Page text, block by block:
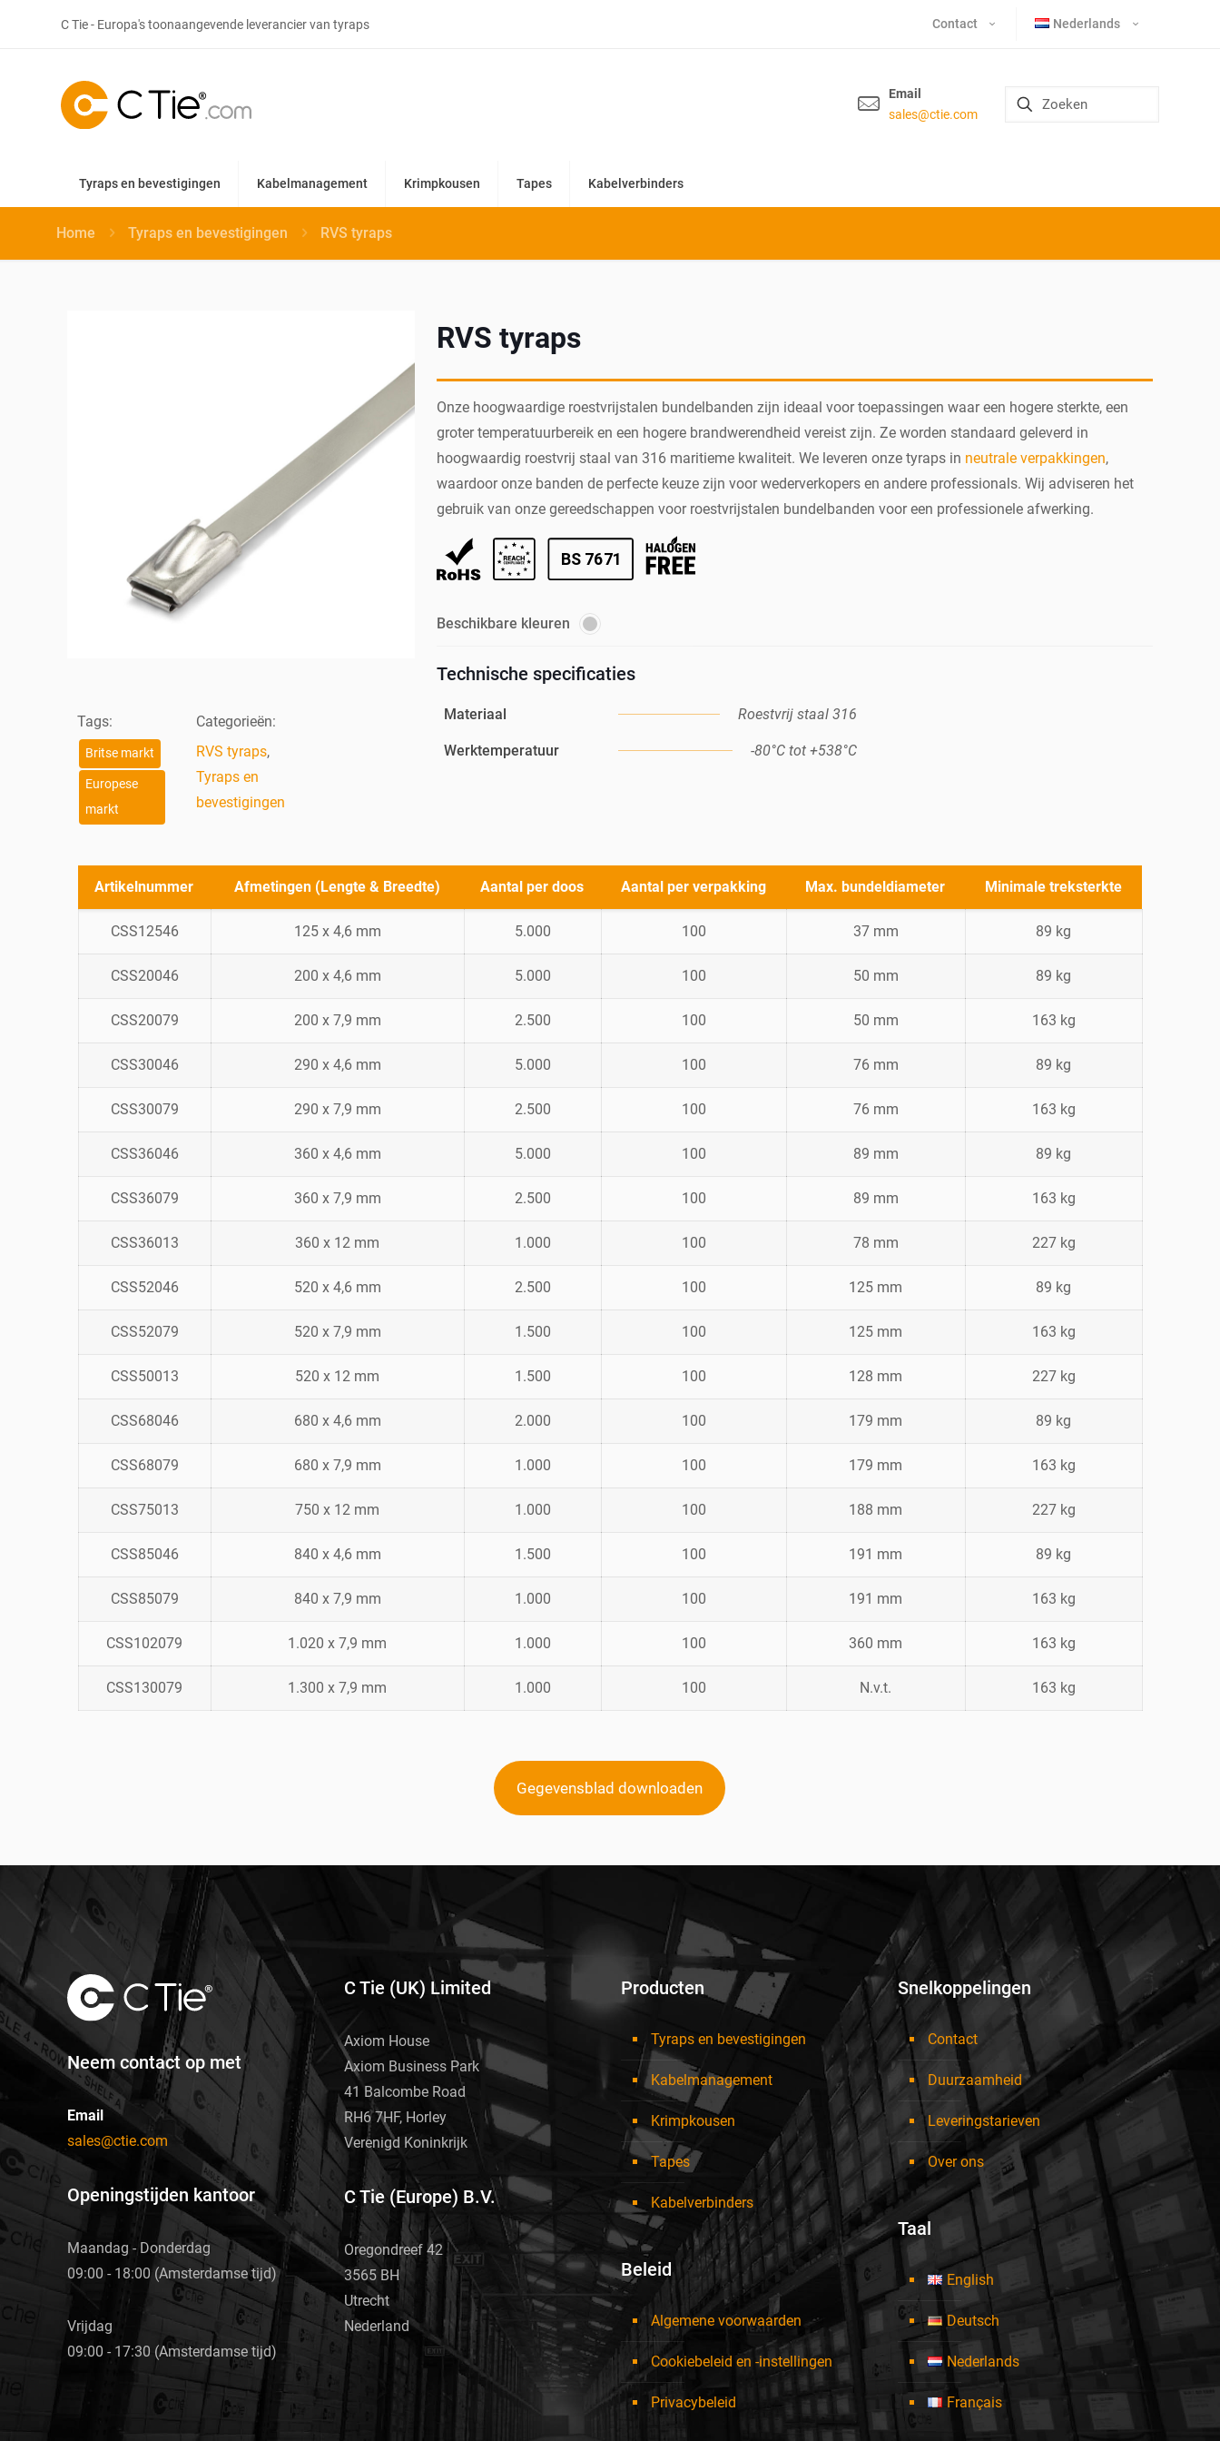
C Tie - Europa's toonaangevende leverancier van tyraps Contact Nederlands
Email
sales@ctie.com
Tyraps en bevestigingen Kabelmanagement Krimpkousen Tapes Kabelverbinders
Home Tyraps en bevestigingen RVS tyraps
Tags:
Britse markt
Europese
markt
Categorieën:
RVS tyraps,
Tyraps en
bevestigingen
RVS tyraps
Onze hoogwaardige roestvrijstalen bundelbanden zijn ideaal voor toepassingen waar een hogere sterkte, een
groter temperatuurbereik en een hogere brandwerendheid vereist zijn. Ze worden standaard geleverd in
hoogwaardig roestvrij staal van 316 maritieme kwaliteit. We leveren onze tyraps in neutrale verpakkingen,
waardoor onze banden de perfecte keuze zijn voor wederverkopers en andere professionals. Wij adviseren het
gebruik van onze gereedschappen voor roestvrijstalen bundelbanden voor een professionele afwerking.
Beschikbare kleuren
Technische specificaties
Materiaal Roestvrij staal 316
Werktemperatuur -80°C tot +538°C
Artikelnummer Afmetingen (Lengte & Breedte) Aantal per doos Aantal per verpakking Max. bundeldiameter Minimale treksterkte
CSS12546 125 x 4,6 mm 5.000 100 37 mm 89 kg
CSS20046 200 x 4,6 mm 5.000 100 50 mm 89 kg
CSS20079 200 x 7,9 mm 2.500 100 50 mm 163 kg
CSS30046 290 x 4,6 mm 5.000 100 76 mm 89 kg
CSS30079 290 x 7,9 mm 2.500 100 76 mm 163 kg
CSS36046 360 x 4,6 mm 5.000 100 89 mm 89 kg
CSS36079 360 x 7,9 mm 2.500 100 89 mm 163 kg
CSS36013 360 x 12 mm 1.000 100 78 mm 227 kg
CSS52046 520 x 4,6 mm 2.500 100 125 mm 89 kg
CSS52079 520 x 7,9 mm 1.500 100 125 mm 163 kg
CSS50013 520 x 12 mm 1.500 100 128 mm 227 kg
CSS68046 680 x 4,6 mm 2.000 100 179 mm 89 kg
CSS68079 680 x 7,9 mm 1.000 100 179 mm 163 kg
CSS75013 750 x 12 mm 1.000 100 188 mm 227 kg
CSS85046 840 x 4,6 mm 1.500 100 191 mm 89 kg
CSS85079 840 x 7,9 mm 1.000 100 191 mm 163 kg
CSS102079 1.020 x 7,9 mm 1.000 100 360 mm 163 kg
CSS130079 1.300 x 7,9 mm 1.000 100 N.v.t. 163 kg
Gegevensblad downloaden
Neem contact op met
Email
sales@ctie.com
Openingstijden kantoor
Maandag - Donderdag
09:00 - 18:00 (Amsterdamse tijd)
Vrijdag
09:00 - 17:30 (Amsterdamse tijd)
C Tie (UK) Limited
Axiom House
Axiom Business Park
41 Balcombe Road
RH6 7HF, Horley
Verenigd Koninkrijk
C Tie (Europe) B.V.
Oregondreef 42
3565 BH
Utrecht
Nederland
Producten
Tyraps en bevestigingen
Kabelmanagement
Krimpkousen
Tapes
Kabelverbinders
Beleid
Algemene voorwaarden
Cookiebeleid en -instellingen
Privacybeleid
Snelkoppelingen
Contact
Duurzaamheid
Leveringstarieven
Over ons
Taal
English
Deutsch
Nederlands
Français